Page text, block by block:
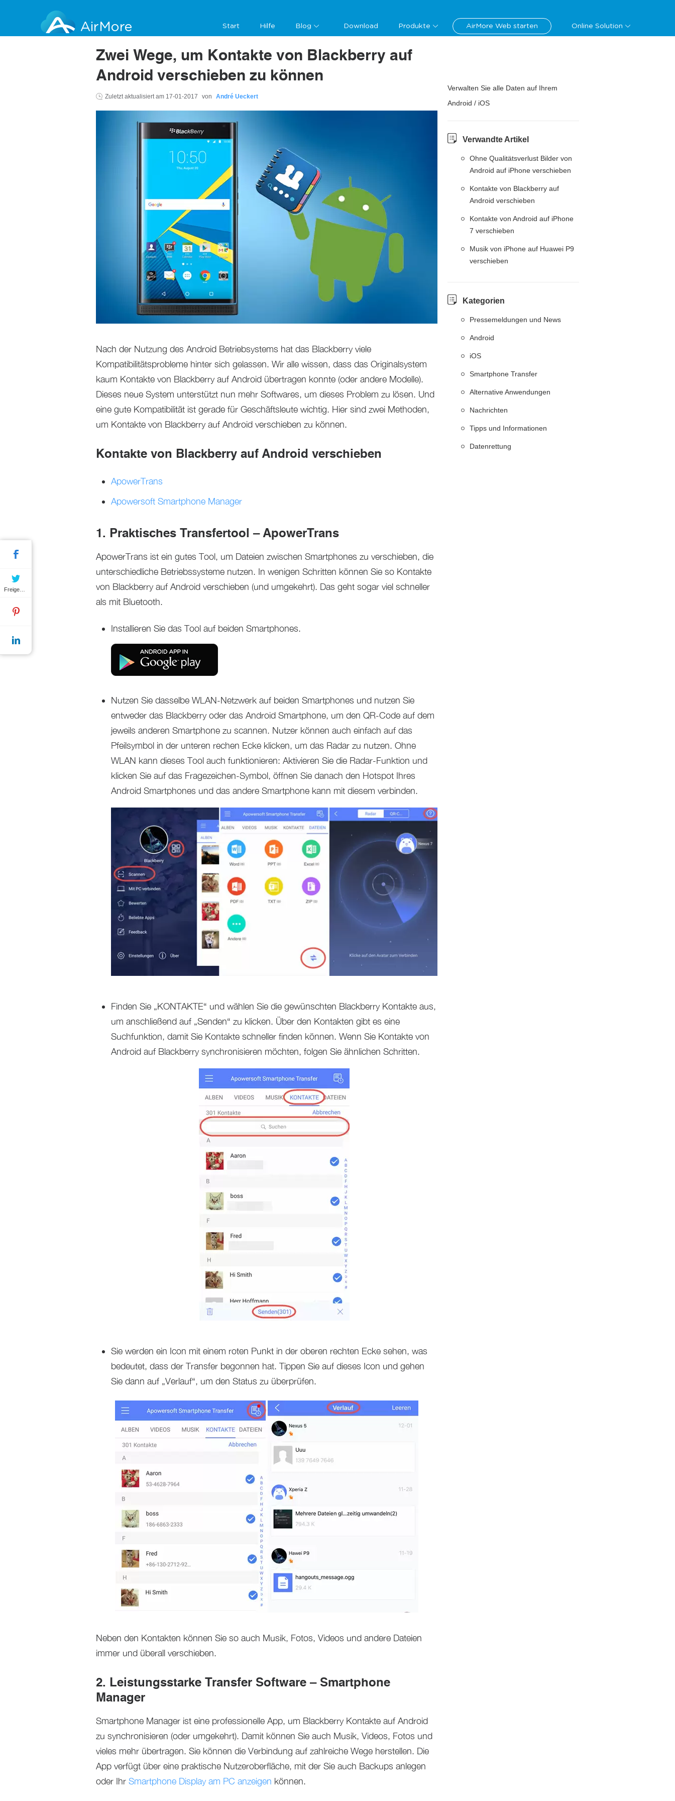
AirMore Start Hilfe Blog Download Produkte AirMore Web starten Online Solution
Zwei Wege, um Kontakte von Blackberry auf
Android verschieben zu können
Zuletzt aktualisiert am 17-01-2017 von André Ueckert
Nach der Nutzung des Android Betriebsystems hat das Blackberry viele
Kompatibilitätsprobleme hinter sich gelassen. Wir alle wissen, dass das Originalsystem
kaum Kontakte von Blackberry auf Android übertragen konnte (oder andere Modelle).
Dieses neue System unterstützt nun mehr Softwares, um dieses Problem zu lösen. Und
eine gute Kompatibilität ist gerade für Geschäftsleute wichtig. Hier sind zwei Methoden,
um Kontakte von Blackberry auf Android verschieben zu können.
Kontakte von Blackberry auf Android verschieben
ApowerTrans
Apowersoft Smartphone Manager
1. Praktisches Transfertool – ApowerTrans
ApowerTrans ist ein gutes Tool, um Dateien zwischen Smartphones zu verschieben, die
unterschiedliche Betriebssysteme nutzen. In wenigen Schritten können Sie so Kontakte
von Blackberry auf Android verschieben (und umgekehrt). Das geht sogar viel schneller
als mit Bluetooth.
Installieren Sie das Tool auf beiden Smartphones.
Nutzen Sie dasselbe WLAN-Netzwerk auf beiden Smartphones und nutzen Sie
entweder das Blackberry oder das Android Smartphone, um den QR-Code auf dem
jeweils anderen Smartphone zu scannen. Nutzer können auch einfach auf das
Pfeilsymbol in der unteren rechen Ecke klicken, um das Radar zu nutzen. Ohne
WLAN kann dieses Tool auch funktionieren: Aktivieren Sie die Radar-Funktion und
klicken Sie auf das Fragezeichen-Symbol, öffnen Sie danach den Hotspot Ihres
Android Smartphones und das andere Smartphone kann mit diesem verbinden.
Finden Sie „KONTAKTE“ und wählen Sie die gewünschten Blackberry Kontakte aus,
um anschließend auf „Senden“ zu klicken. Über den Kontakten gibt es eine
Suchfunktion, damit Sie Kontakte schneller finden können. Wenn Sie Kontakte von
Android auf Blackberry synchronisieren möchten, folgen Sie ähnlichen Schritten.
Sie werden ein Icon mit einem roten Punkt in der oberen rechten Ecke sehen, was
bedeutet, dass der Transfer begonnen hat. Tippen Sie auf dieses Icon und gehen
Sie dann auf „Verlauf“, um den Status zu überprüfen.
Neben den Kontakten können Sie so auch Musik, Fotos, Videos und andere Dateien
immer und überall verschieben.
2. Leistungsstarke Transfer Software – Smartphone
Manager
Smartphone Manager ist eine professionelle App, um Blackberry Kontakte auf Android
zu synchronisieren (oder umgekehrt). Damit können Sie auch Musik, Videos, Fotos und
vieles mehr übertragen. Sie können die Verbindung auf zahlreiche Wege herstellen. Die
App verfügt über eine praktische Nutzeroberfläche, mit der Sie auch Backups anlegen
oder Ihr Smartphone Display am PC anzeigen können.
Verwalten Sie alle Daten auf Ihrem
Android / iOS
Verwandte Artikel
Ohne Qualitätsverlust Bilder von
Android auf iPhone verschieben
Kontakte von Blackberry auf
Android verschieben
Kontakte von Android auf iPhone
7 verschieben
Musik von iPhone auf Huawei P9
verschieben
Kategorien
Pressemeldungen und News
Android
iOS
Smartphone Transfer
Alternative Anwendungen
Nachrichten
Tipps und Informationen
Datenrettung